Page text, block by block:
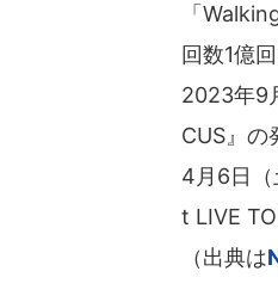
「
回数1億
2023年9
CUS』の
4月6日
t LIVE
（出典は